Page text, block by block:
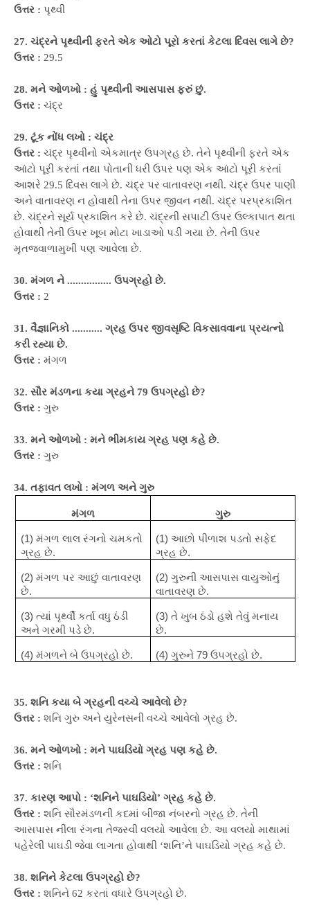
ઉત્તર : પૃથ્વી
27. ચંદ્રને પૃથ્વીની ફરતે એક ઓટો પૂરો કરતાં કેટલા દિવસ લાગે છે?
ઉત્તર : 29.5
28. મને ઓળખો : હું પૃથ્વીની આસપાસ ફરું છું.
ઉત્તર : ચંદ્ર
29. ટૂંક નોંધ લખો : ચંદ્ર
ઉત્તર : ચંદ્ર પૃથ્વીનો એકમાત્ર ઉપગ્રહ છે. તેને પૃથ્વીની ફરતે એક
આંટો પૂરી કરતાં તથા પોતાની ધરી ઉપર પણ એક આંટો પૂરી કરતાં
આશરે 29.5 દિવસ લાગે છે. ચંદ્ર પર વાતાવરણ નથી. ચંદ્ર ઉપર પાણી
અને વાતાવરણ ન હોવાથી તેના ઉપર જીવન નથી. ચંદ્ર પરપ્રકાશિત
છે. ચંદ્રને સૂર્ય પ્રકાશિત કરે છે. ચંદ્રની સપાટી ઉપર ઉલ્કાપાત થતા
હોવાથી તેની ઉપર ખૂબ મોટા ખાડાઓ પડી ગયા છે. તેની ઉપર
મૃતજ્વાળામુખી પણ આવેલા છે.
30. મંગળ ને ................ ઉપગ્રહો છે.
ઉત્તર : 2
31. વૈજ્ઞાનિકો ........... ગ્રહ ઉપર જીવસૃષ્ટિ વિકસાવવાના પ્રયત્નો
કરી રહ્યા છે.
ઉત્તર : મંગળ
32. સૌર મંડળના કયા ગ્રહને 79 ઉપગ્રહો છે?
ઉત્તર : ગુરુ
33. મને ઓળખો : મને ભીમકાય ગ્રહ પણ કહે છે.
ઉત્તર : ગુરુ
34. તફાવત લખો : મંગળ અને ગુરુ
મંગળ ગુરુ
(1) મંગળ લાલ રંગનો ચમકતો
ગ્રહ છે.
(1) આછો પીળાશ પડતો સફેદ
ગ્રહ છે.
(2) મંગળ પર આછું વાતાવરણ
છે.
(2) ગુરુની આસપાસ વાયુઓનું
વાતાવરણ છે.
(3) ત્યાં પૃર્થ્વી કર્તા વધુ ઠંડી
અને ગરમી પડે છે.
(3) તે ખુબ ઠંડો હશે તેવું મનાય
છે.
(4) મંગળને બે ઉપગ્રહો છે. (4) ગુરુને 79 ઉપગ્રહો છે.
35. શનિ કયા બે ગ્રહની વચ્ચે આવેલો છે?
ઉત્તર : શનિ ગુરુ અને યુરેનસની વચ્ચે આવેલો ગ્રહ છે.
36. મને ઓળખો : મને પાઘડિયો ગ્રહ પણ કહે છે.
ઉત્તર : શનિ
37. કારણ આપો : ‘શનિને પાઘડિયો’ ગ્રહ કહે છે.
ઉત્તર : શનિ સૌરમંડળની કદમાં બીજા નંબરનો ગ્રહ છે. તેની
આસપાસ નીલા રંગના તેજસ્વી વલયો આવેલા છે. આ વલયો માથામાં
પહેરેલી પાઘડી જેવા લાગતા હોવાથી ‘શનિ’ને પાઘડિયો ગ્રહ કહે છે.
38. શનિને કેટલા ઉપગ્રહો છે?
ઉત્તર : શનિને 62 કરતાં વધારે ઉપગ્રહો છે.